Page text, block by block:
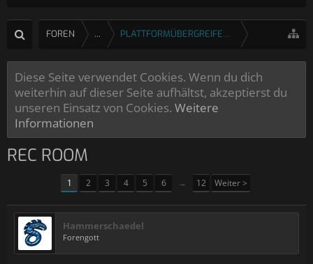
FOREN ... PLATTFORMÜBERGREIFENDE SPIELE
Diese Seite verwendet Cookies. Wenn du dich
weiterhin auf dieser Seite aufhältst, akzeptierst du
unseren Einsatz von Cookies. Weitere
Informationen
REC ROOM
1 2 3 4 5 6 → 12 Weiter >
Hammerschaedel
Forengott